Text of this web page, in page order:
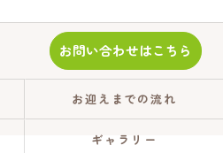
お問い合わせはこちら
お迎えまでの流れ
ギャラリー